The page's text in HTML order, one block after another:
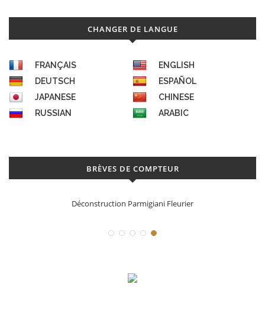
CHANGER DE LANGUE
FRANÇAIS
ENGLISH
DEUTSCH
ESPAÑOL
JAPANESE
CHINESE
RUSSIAN
ARABIC
BRÈVES DE COMPTEUR
Déconstruction Parmigiani Fleurier